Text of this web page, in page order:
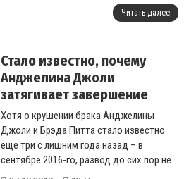
Читать далее
Стало известно, почему
Анджелина Джоли
затягивает завершение
развода
Хотя о крушении брака Анджелины
Джоли и Брэда Питта стало известно
еще три с лишним года назад – в
сентябре 2016-го, развод до сих пор не
завершен. Точнее, Джоли и Питта уже ...